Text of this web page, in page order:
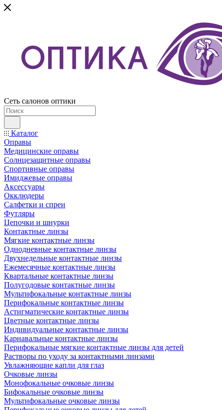
Сеть салонов оптики
Каталог
Оправы
Медицинские оправы
Солнцезащитные оправы
Спортивные оправы
Имиджевые оправы
Аксессуары
Окклюдеры
Салфетки и спреи
Футляры
Цепочки и шнурки
Контактные линзы
Мягкие контактные линзы
Однодневные контактные линзы
Двухнедельные контактные линзы
Ежемесячные контактные линзы
Квартальные контактные линзы
Полугодовые контактные линзы
Мультифокальные контактные линзы
Перифокальные контактные линзы
Астигматические контактные линзы
Цветные контактные линзы
Индивидуальные контактные линзы
Карнавальные контактные линзы
Перифокальные мягкие контактные линзы для детей
Растворы по уходу за контактными линзами
Увлажняющие капли для глаз
Очковые линзы
Монофокальные очковые линзы
Бифокальные очковые линзы
Мультифокальные очковые линзы